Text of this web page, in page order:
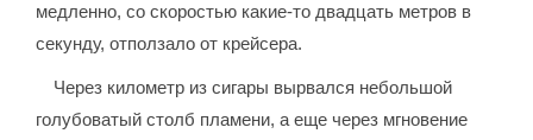
медленно, со скоростью какие-то двадцать метров в
секунду, отползало от крейсера.
Через километр из сигары вырвался небольшой
голубоватый столб пламени, а еще через мгновение